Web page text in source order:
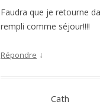
Faudra que je retourne
rempli comme séjour!!!!
Répondre ↓
Cath